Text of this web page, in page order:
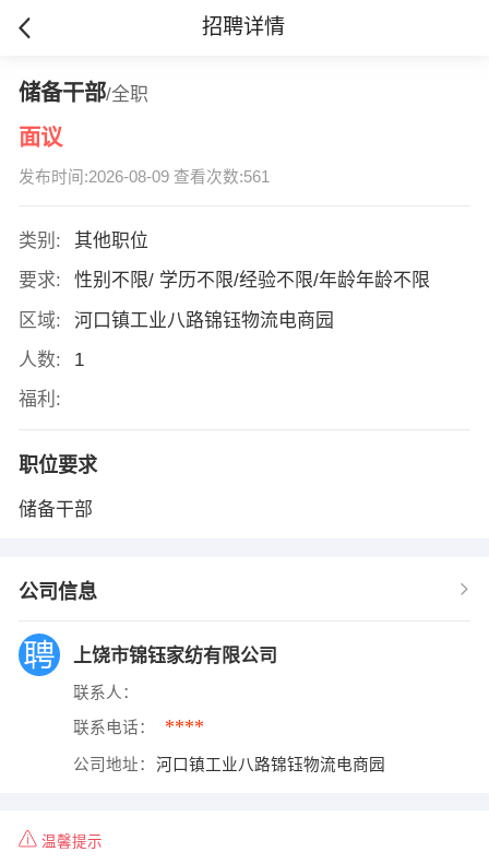
招聘详情
储备干部/全职
面议
发布时间:2026-08-09 查看次数:561
类别:
其他职位
要求:
性别不限/ 学历不限/经验不限/年龄年龄不限
区域:
河口镇工业八路锦钰物流电商园
人数:
1
福利:
职位要求
储备干部
公司信息
上饶市锦钰家纺有限公司
联系人：
联系电话： ****
公司地址： 河口镇工业八路锦钰物流电商园
温馨提示